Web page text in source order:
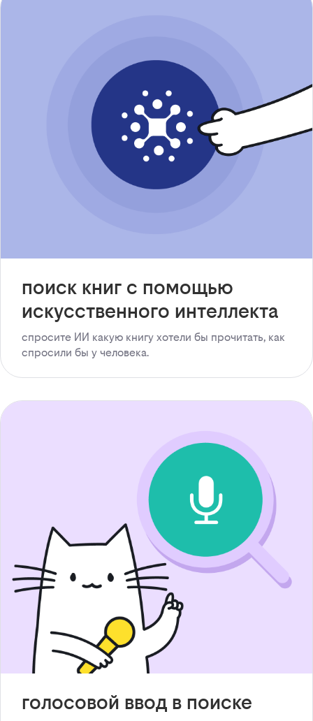
поиск книг с помощью
искусственного интеллекта
спросите ИИ какую книгу хотели бы прочитать, как
спросили бы у человека.
голосовой ввод в поиске